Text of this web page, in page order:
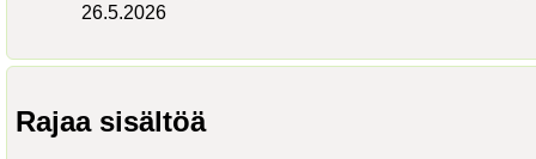
26.5.2026
Rajaa sisältöä